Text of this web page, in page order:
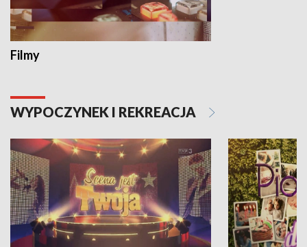
Filmy
WYPOCZYNEK I REKREACJA